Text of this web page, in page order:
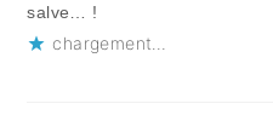
salve… !
chargement…